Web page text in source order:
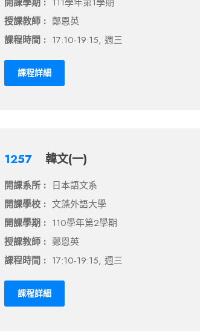
授課教師 : 鄭恩英
課程時間 : 17:10-19:15, 週三
課程詳細
1257 韓文(一)
開課系所 : 日本語文系
開課學校 : 文藻外語大學
開課學期 : 110學年第2學期
授課教師 : 鄭恩英
課程時間 : 17:10-19:15, 週三
課程詳細